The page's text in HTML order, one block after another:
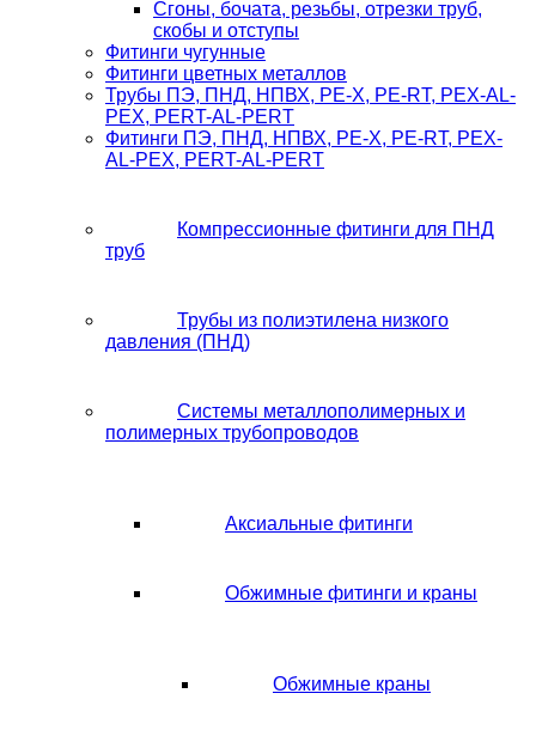
Сгоны, бочата, резьбы, отрезки труб,
скобы и отступы
Фитинги чугунные
Фитинги цветных металлов
Трубы ПЭ, ПНД, НПВХ, PE-X, PE-RT, PEX-AL-
PEX, PERT-AL-PERT
Фитинги ПЭ, ПНД, НПВХ, PE-X, PE-RT, PEX-
AL-PEX, PERT-AL-PERT
Компрессионные фитинги для ПНД
труб
Трубы из полиэтилена низкого
давления (ПНД)
Системы металлополимерных и
полимерных трубопроводов
Аксиальные фитинги
Обжимные фитинги и краны
Обжимные краны